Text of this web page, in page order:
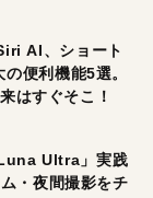
AI、ショート
便利機能5選。
はすぐそこ！
Ultra」実践
・夜間撮影をチ